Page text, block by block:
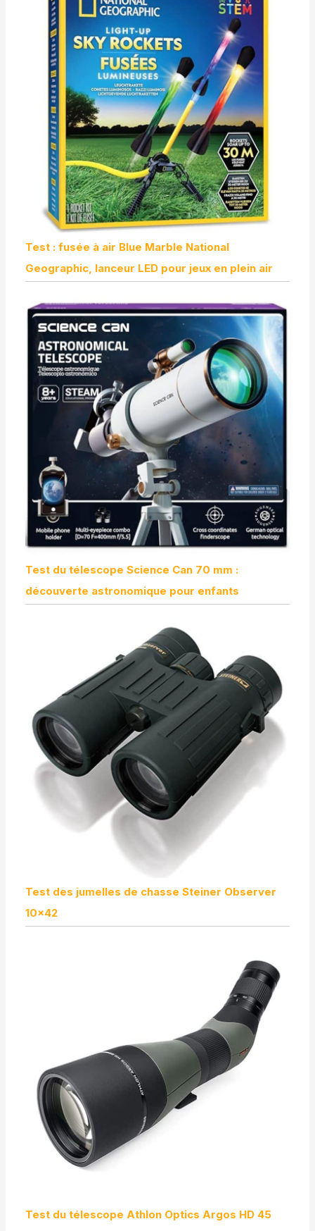
Test : fusée à air Blue Marble National
Geographic, lanceur LED pour jeux en plein air
Test du télescope Science Can 70 mm :
découverte astronomique pour enfants
Test des jumelles de chasse Steiner Observer
10×42
Test du télescope Athlon Optics Argos HD 45